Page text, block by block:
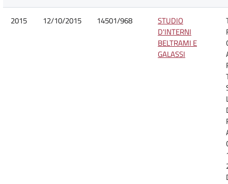
2015 12/10/2015 14501/968
STUDIO
D'INTERNI
BELTRAMI E
GALASSI